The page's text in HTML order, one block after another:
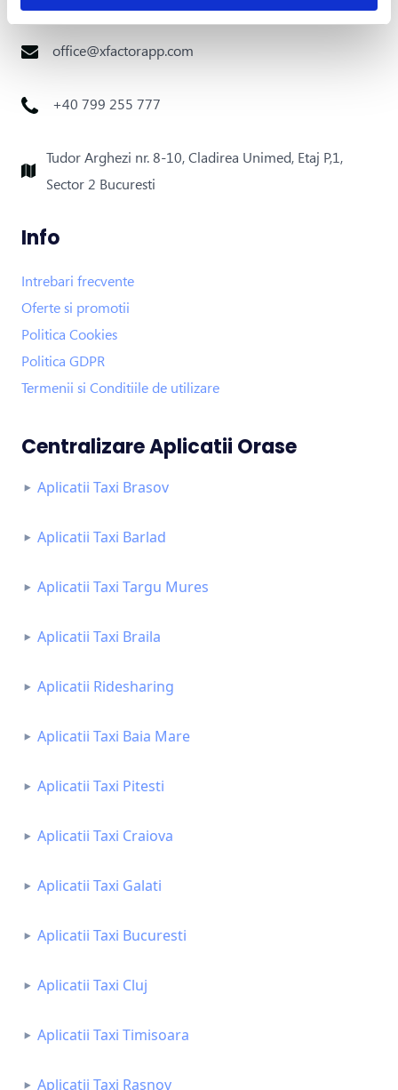
Contact
office@xfactorapp.com
+40 799 255 777
Tudor Arghezi nr. 8-10, Cladirea Unimed, Etaj P,1,
Sector 2 Bucuresti
Info
Intrebari frecvente
Oferte si promotii
Politica Cookies
Politica GDPR
Termenii si Conditiile de utilizare
Centralizare Aplicatii Orase
Aplicatii Taxi Brasov
Aplicatii Taxi Barlad
Aplicatii Taxi Targu Mures
Aplicatii Taxi Braila
Aplicatii Ridesharing
Aplicatii Taxi Baia Mare
Aplicatii Taxi Pitesti
Aplicatii Taxi Craiova
Aplicatii Taxi Galati
Aplicatii Taxi Bucuresti
Aplicatii Taxi Cluj
Aplicatii Taxi Timisoara
Aplicatii Taxi Rasnov